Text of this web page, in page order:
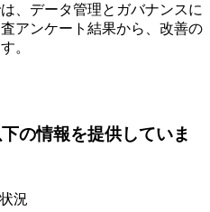
、データ管理とガバナンスに
アンケート結果から、改善の
。
の情報を提供していま
況